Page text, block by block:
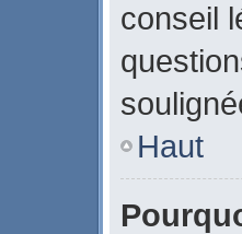
conseil
Haut